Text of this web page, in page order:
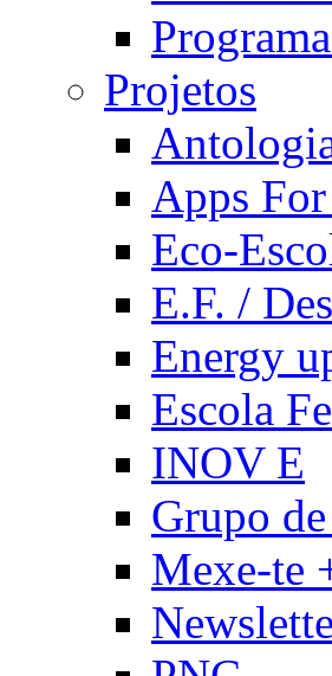
Projetos
Apps
Eco-
E.F. /
Energy
Escola
INOV E
Grupo
Mexe-te